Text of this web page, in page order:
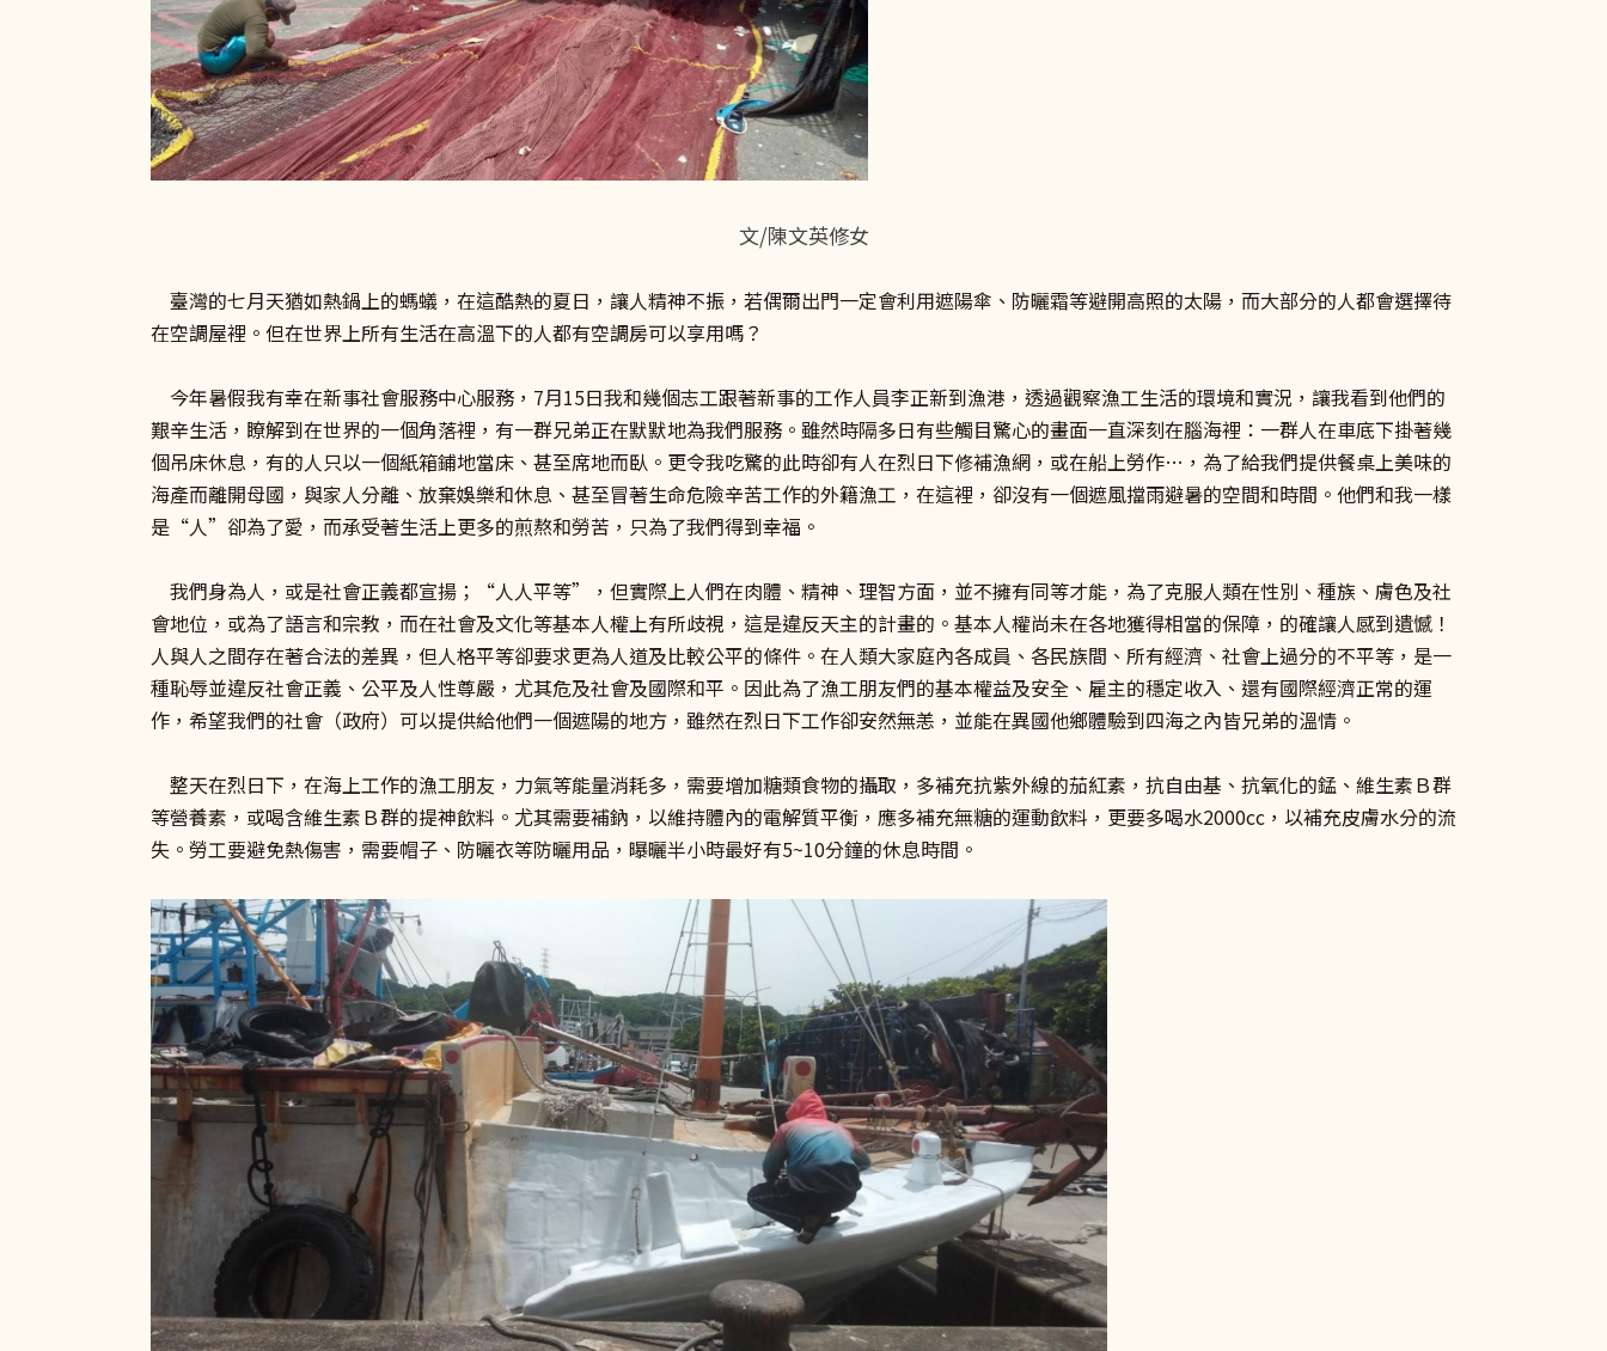
文/陳文英修女
臺灣的七月天猶如熱鍋上的螞蟻，在這酷熱的夏日，讓人精神不振，若偶爾出門一定會利用遮陽傘、防曬霜等避開高照的太陽，而大部分的人都會選擇待
在空調屋裡。但在世界上所有生活在高溫下的人都有空調房可以享用嗎？
今年暑假我有幸在新事社會服務中心服務，7月15日我和幾個志工跟著新事的工作人員李正新到漁港，透過觀察漁工生活的環境和實況，讓我看到他們的
艱辛生活，瞭解到在世界的一個角落裡，有一群兄弟正在默默地為我們服務。雖然時隔多日有些觸目驚心的畫面一直深刻在腦海裡：一群人在車底下掛著幾
個吊床休息，有的人只以一個紙箱鋪地當床、甚至席地而臥。更令我吃驚的此時卻有人在烈日下修補漁網，或在船上勞作…，為了給我們提供餐桌上美味的
海產而離開母國，與家人分離、放棄娛樂和休息、甚至冒著生命危險辛苦工作的外籍漁工，在這裡，卻沒有一個遮風擋雨避暑的空間和時間。他們和我一樣
是“人”卻為了愛，而承受著生活上更多的煎熬和勞苦，只為了我們得到幸福。
我們身為人，或是社會正義都宣揚；“人人平等”，但實際上人們在肉體、精神、理智方面，並不擁有同等才能，為了克服人類在性別、種族、膚色及社
會地位，或為了語言和宗教，而在社會及文化等基本人權上有所歧視，這是違反天主的計畫的。基本人權尚未在各地獲得相當的保障，的確讓人感到遺憾！
人與人之間存在著合法的差異，但人格平等卻要求更為人道及比較公平的條件。在人類大家庭內各成員、各民族間、所有經濟、社會上過分的不平等，是一
種恥辱並違反社會正義、公平及人性尊嚴，尤其危及社會及國際和平。因此為了漁工朋友們的基本權益及安全、雇主的穩定收入、還有國際經濟正常的運
作，希望我們的社會（政府）可以提供給他們一個遮陽的地方，雖然在烈日下工作卻安然無恙，並能在異國他鄉體驗到四海之內皆兄弟的溫情。
整天在烈日下，在海上工作的漁工朋友，力氣等能量消耗多，需要增加糖類食物的攝取，多補充抗紫外線的茄紅素，抗自由基、抗氧化的錳、維生素Ｂ群
等營養素，或喝含維生素Ｂ群的提神飲料。尤其需要補鈉，以維持體內的電解質平衡，應多補充無糖的運動飲料，更要多喝水2000cc，以補充皮膚水分的流
失。勞工要避免熱傷害，需要帽子、防曬衣等防曬用品，曝曬半小時最好有5~10分鐘的休息時間。